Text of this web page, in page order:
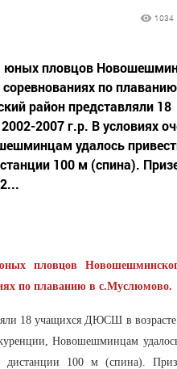
1034
юных пловцов
по
район представляли 18
2007 г.р. В условиях
удалось
100 м (спина).
пловцов
по плаванию в с.Муслюмово.
18 учащихся ДЮСШ в возрасте
Новошешминцам
дистанции 100 м (спина).